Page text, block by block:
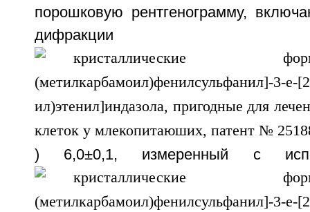
порошковую рентгенограмму,
) 6,0±0,1, измеренный с